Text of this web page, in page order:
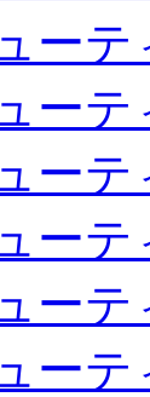
ー
ー
ー
ー
ー
ー